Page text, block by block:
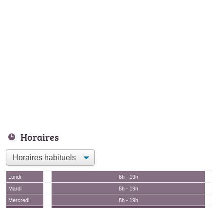
Horaires
Lundi
8h - 19h
Mardi
8h - 19h
Mercredi
8h - 19h